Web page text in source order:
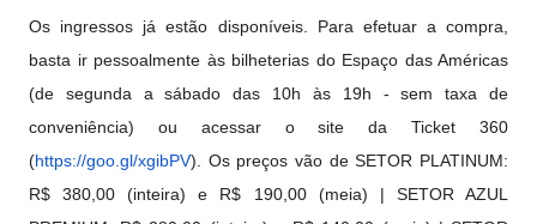
Os ingressos já estão disponíveis. Para efetuar a compra,
basta ir pessoalmente às bilheterias do Espaço das Américas
(de segunda a sábado das 10h às 19h - sem taxa de
conveniência) ou acessar o site da Ticket 360
(https://goo.gl/xgibPV). Os preços vão de SETOR PLATINUM:
R$ 380,00 (inteira) e R$ 190,00 (meia) | SETOR AZUL